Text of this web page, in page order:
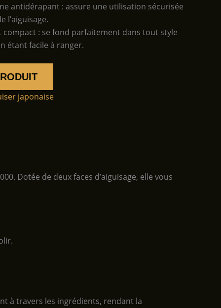
antidérapant : assure une utilisation sécurisée
l’aiguisage.
compact : se fond parfaitement dans tout style
étant facile à ranger.
japonaise
Dotée de deux faces d’aiguisage, elle vous
à travers les ingrédients, rendant la